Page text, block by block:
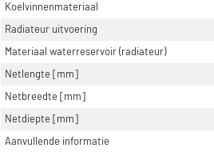
Koelvinnenmateriaal
Radiateur uitvoering
Materiaal waterreservoir (radiateur)
Netlengte [mm]
Netbreedte [mm]
Netdiepte [mm]
Aanvullende informatie